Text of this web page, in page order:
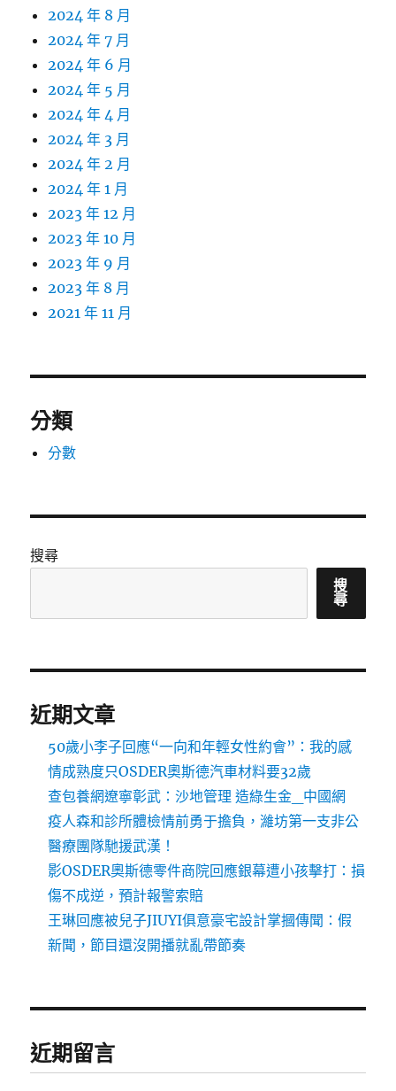
2024 年 8 月
2024 年 7 月
2024 年 6 月
2024 年 5 月
2024 年 4 月
2024 年 3 月
2024 年 2 月
2024 年 1 月
2023 年 12 月
2023 年 10 月
2023 年 9 月
2023 年 8 月
2021 年 11 月
分類
分數
搜尋
搜
尋
近期文章
50歲小李子回應“一向和年輕女性約會”：我的感
情成熟度只OSDER奧斯德汽車材料要32歲
查包養網遼寧彰武：沙地管理 造綠生金_中國網
疫人森和診所體檢情前勇于擔負，濰坊第一支非公
醫療團隊馳援武漢！
影OSDER奧斯德零件商院回應銀幕遭小孩擊打：損
傷不成逆，預計報警索賠
王琳回應被兒子JIUYI俱意豪宅設計掌摑傳聞：假
新聞，節目還沒開播就亂帶節奏
近期留言